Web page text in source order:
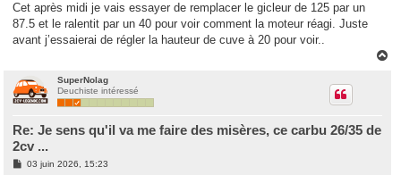
Cet après midi je vais essayer de remplacer le gicleur de 125 par un
87.5 et le ralentit par un 40 pour voir comment la moteur réagi. Juste
avant j’essaierai de régler la hauteur de cuve à 20 pour voir..
SuperNolag
Deuchiste intéressé
Re: Je sens qu'il va me faire des misères, ce carbu 26/35 de
2cv ...
M03 juin 2026, 15:23